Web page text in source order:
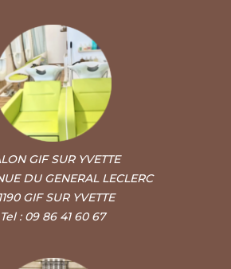
GIF SUR YVETTE
DU GENERAL LECLERC
GIF SUR YVETTE
Tel : 09 86 41 60 67